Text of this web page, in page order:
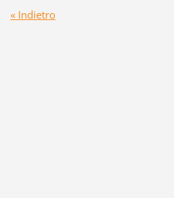
« Indietro